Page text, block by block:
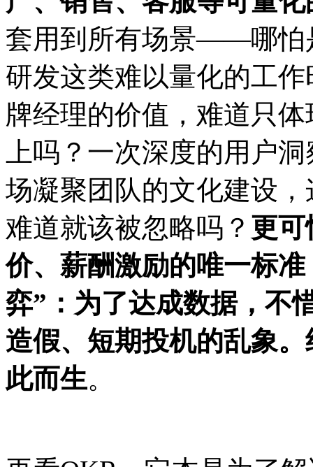
套用到所有场景——哪怕
研发这类难以量化的工
牌经理的价值，难道只
上吗？一次深度的用户
场凝聚团队的文化建设
难道就该被忽略吗？ 更可
价、薪酬激励的唯一标
弈”：为了达成数据，不
造假、短期投机的乱象
此而生。